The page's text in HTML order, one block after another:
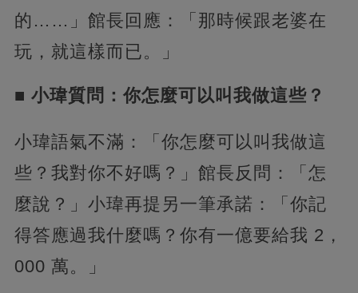
的……」館長回應：「那時候跟老婆在
玩，就這樣而已。」
■ 小瑋質問：你怎麼可以叫我做這些？
小瑋語氣不滿：「你怎麼可以叫我做這
些？我對你不好嗎？」館長反問：「怎
麼說？」小瑋再提另一筆承諾：「你記
得答應過我什麼嗎？你有一億要給我 2，
000 萬。」